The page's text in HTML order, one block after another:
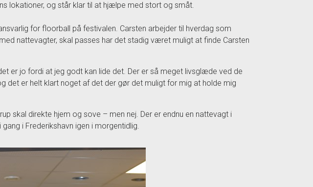
lokationer, og står klar til at hjælpe med stort og småt.
for floorball på festivalen. Carsten arbejder til hverdag som
nattevagter, skal passes har det stadig været muligt at finde Carsten
er jo fordi at jeg godt kan lide det. Der er så meget livsglæde ved de
det er helt klart noget af det der gør det muligt for mig at holde mig
skal direkte hjem og sove – men nej. Der er endnu en nattevagt i
i Frederikshavn igen i morgentidlig.